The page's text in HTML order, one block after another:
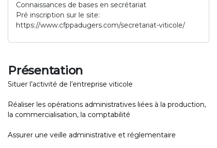
Présentation
Situer l’activité de l’entreprise viticole
Réaliser les opérations administratives liées à la production,
la commercialisation, la comptabilité
Assurer une veille administrative et réglementaire
Connaissances de bases en secrétariat
Pré inscription sur le site:
https://www.cfppadugers.com/secretariat-viticole/